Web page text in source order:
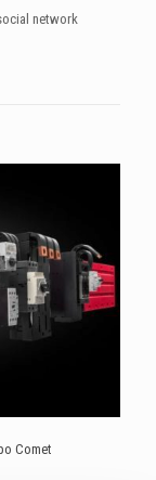
network
Comet